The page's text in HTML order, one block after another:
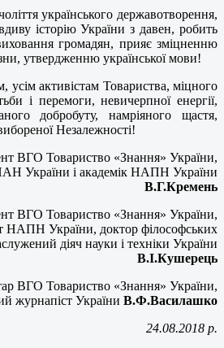
українського державотворення,
історію України з давен, робить
громадян, прияє зміцненню
утвердженню української мови!
активістам Товариства, міцного
і перемоги, невичерпної енергії,
добробуту, намріяного щастя,
Незалежності!
ВГО Товариство «Знання» України,
України і академік НАПН України
В.Г.Кремень
ВГО Товариство «Знання» України,
НАПН України, доктор філософських
діяч науки і техніки України
В.І.Кушерець
ВГО Товариство «Знання» України,
журнапіст України В.Ф.Василашко
24.08.2018 р.